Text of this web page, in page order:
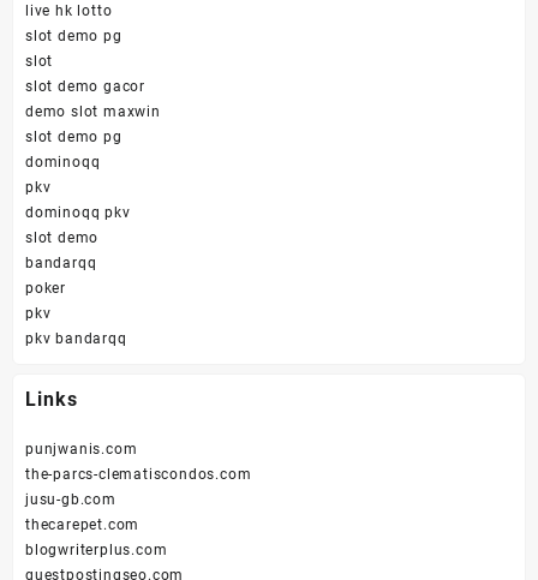
live hk lotto
slot demo pg
slot
slot demo gacor
demo slot maxwin
slot demo pg
dominoqq
pkv
dominoqq pkv
slot demo
bandarqq
poker
pkv
pkv bandarqq
Links
punjwanis.com
the-parcs-clematiscondos.com
jusu-gb.com
thecarepet.com
blogwriterplus.com
guestpostingseo.com